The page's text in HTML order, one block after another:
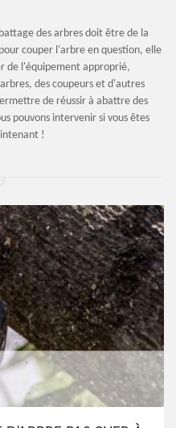
des arbres doit être de la
couper l'arbre en question, elle
de l'équipement approprié,
des coupeurs et d'autres
de réussir à abattre des
pouvons intervenir si vous êtes
!